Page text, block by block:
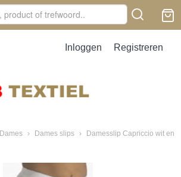
Inloggen Registreren
Dames › Dames slips ›
Damesslip Capriccio wit en